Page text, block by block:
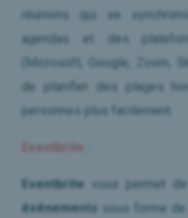
réunions qui se
agendas et des
(Microsoft, Google, Zoom,
de planifier des plages
personnes plus facilement.
Eventbrite
Eventbrite vous permet
événements sous forme de